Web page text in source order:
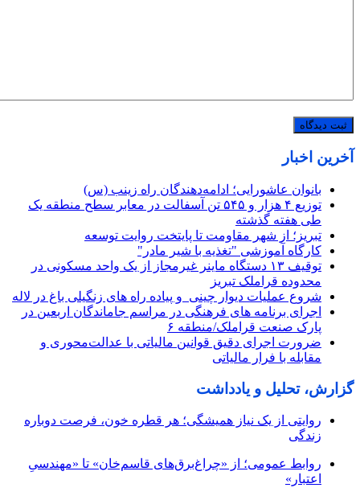
آخرین اخبار
بانوان عاشورایی؛ ادامه‌دهندگان راه زینب (س)
توزیع ۴ هزار و ۵۴۵ تن آسفالت در معابر سطح منطقه یک
طی هفته گذشته
تبریز؛ از شهر مقاومت تا پایتخت روایت توسعه
کارگاه آموزشی "تغذیه با شیر مادر"
توقیف ۱۳ دستگاه ماینر غیرمجاز از یک واحد مسکونی در
محدوده قراملک تبریز
شروع عملیات دیوار چینی و پیاده راه های زنگیلی باغ در لاله
اجرای برنامه های فرهنگی در مراسم جاماندگان اربعین در
پارک صنعت قراملک/منطقه ۶
ضرورت اجرای دقیق قوانین مالیاتی با عدالت‌محوری و
مقابله با فرار مالیاتی
گزارش، تحلیل و یادداشت
روایتی از یک نیاز همیشگی؛ هر قطره خون، فرصت دوباره
زندگی
روابط عمومی؛ از «چراغ‌برق‌های قاسم‌خان» تا «مهندسیِ
اعتبار»